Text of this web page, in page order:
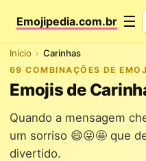
Emojipedia.com.br ☰
Início Carinhas
69 COMBINAÇÕES DE
Emojis de
Quando a mensagem
um sorriso 😄😜🤩 que
divertido.